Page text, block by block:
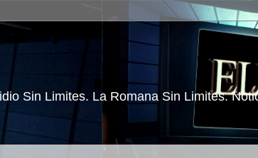
Sin Limites. La Romana Sin Limites.